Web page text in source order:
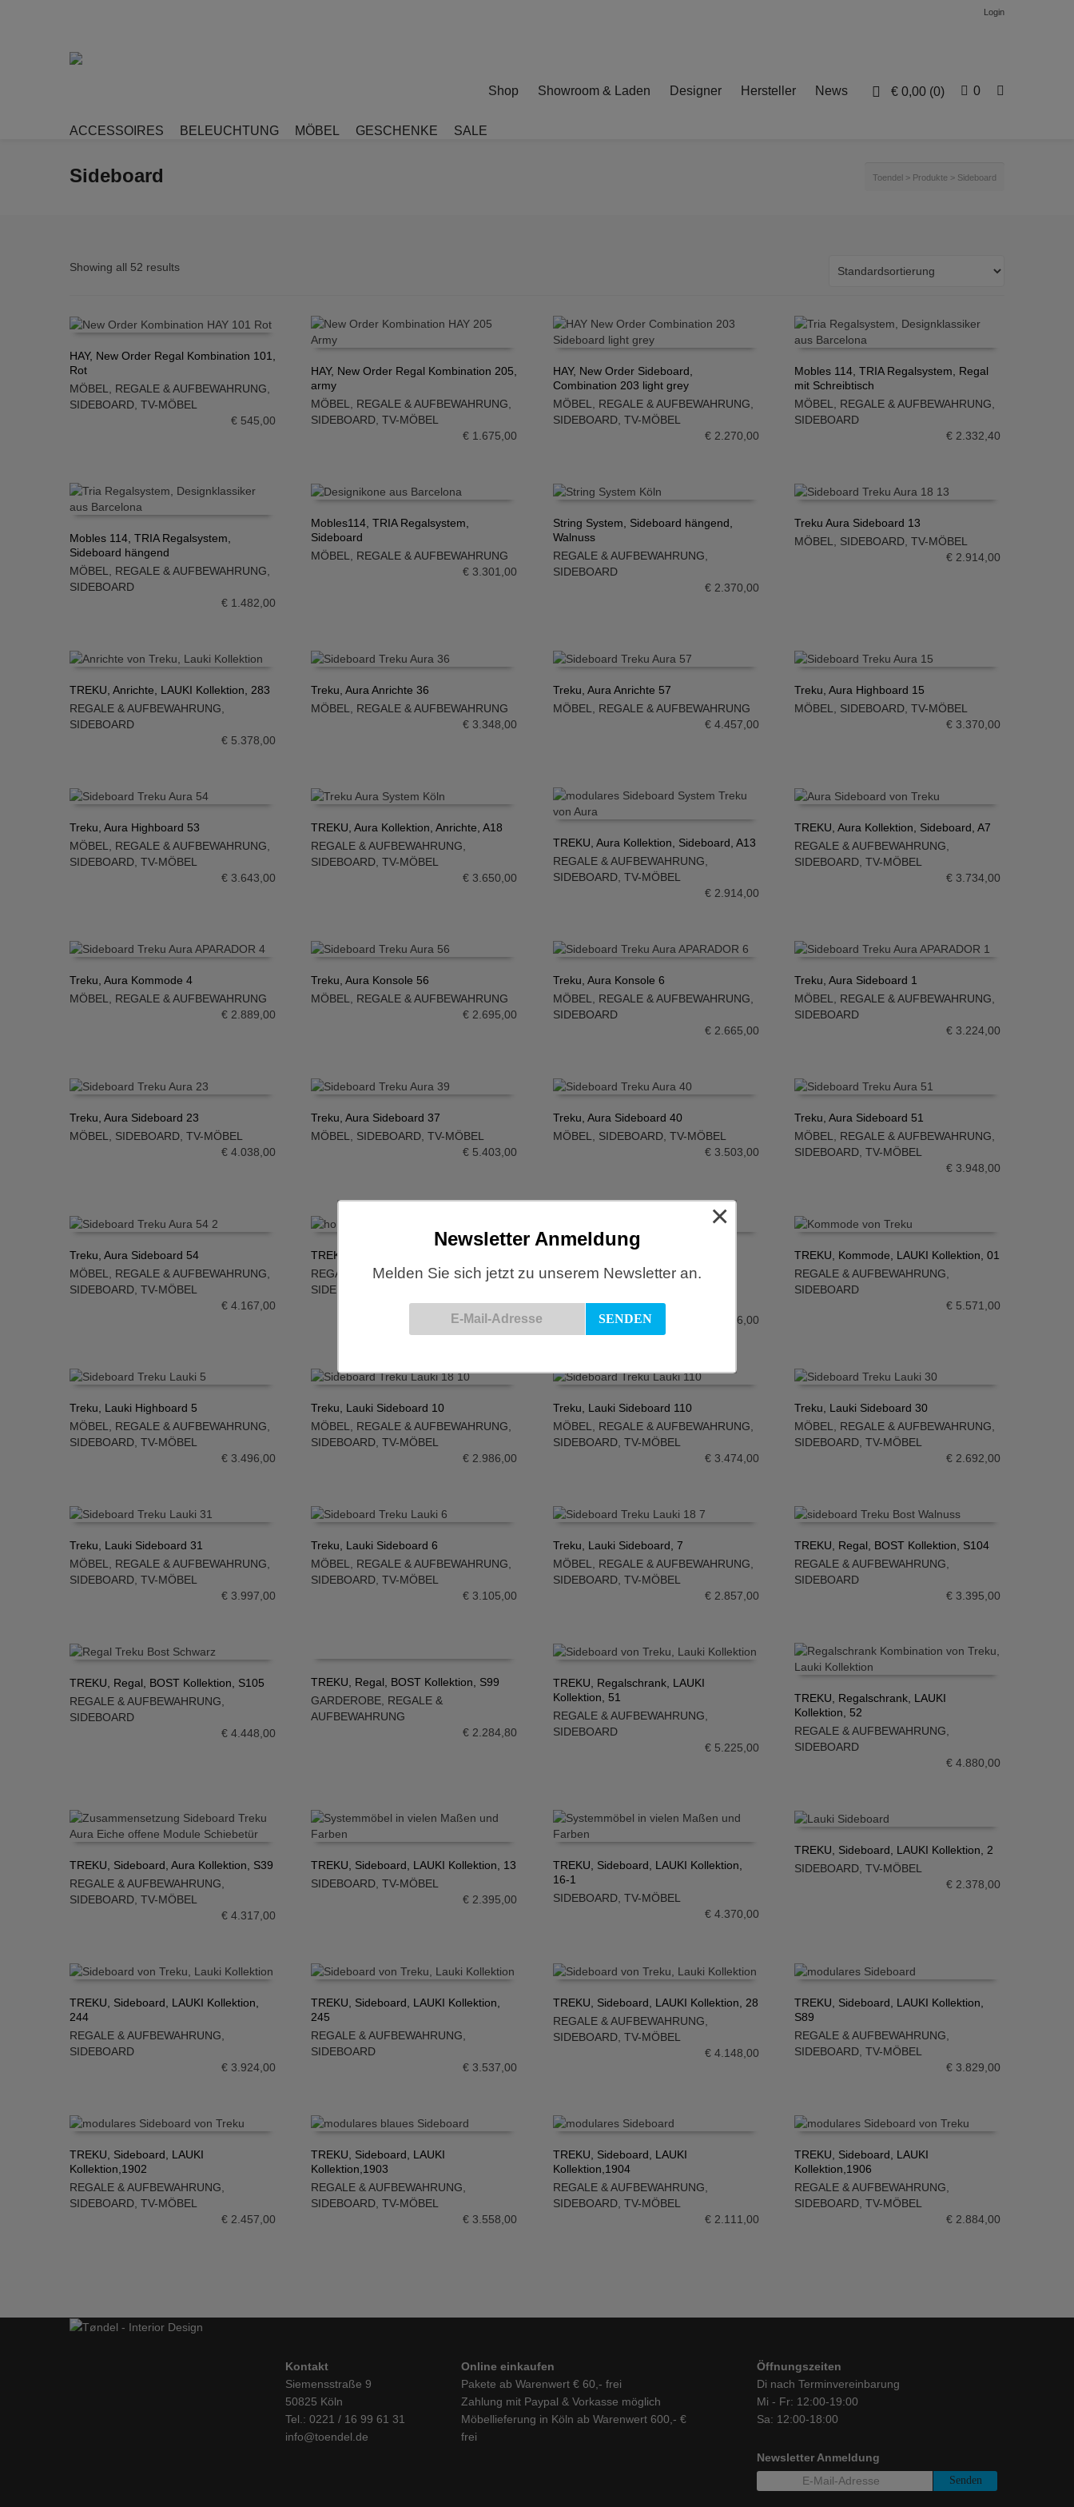
Login
€ 0,00 (0) 0
Shop Showroom & Laden Designer Hersteller News
ACCESSOIRES BELEUCHTUNG MÖBEL GESCHENKE SALE
Sideboard Toendel > Produkte > Sideboard
Showing all 52 results
IN DEN WARENKORB
HAY, New Order Regal Kombination 101,
Rot
MÖBEL, REGALE & AUFBEWAHRUNG,
SIDEBOARD, TV-MÖBEL
€545,00
IN DEN WARENKORB
HAY, New Order Regal Kombination 205,
army
MÖBEL
REGALE & AUFBEWAHRUNG
SIDEBOARD ,TV-MÖBEL
€ 1.675,00
IN DEN WARENKORB
HAY, New Order Sideboard,
Combination 203 light grey
MÖBEL
REGALE & AUFBEWAHRUNG
SIDEBOARD, TV-MÖBEL
€2.270,00
IN DEN WARENKORB
Mobles 114, TRIA Regalsystem, Regal
mit Schreibtisch
MÖBEL
REGALE & AUFBEWAHRUNG
SIDEBOARD
€ 2.332,40
IN DEN WARENKORB
Mobles 114, TRIA Regalsystem,
Sideboard hängend
MÖBEL
REGALE & AUFBEWAHRUNG
SIDEBOARD
€1.482,00
IN DEN WARENKORB
Mobles114, TRIA Regalsystem,
Sideboard
MÖBEL
REGALE & AUFBEWAHRUNG
€ 3.301,00
String System, Sideboard hängend,
Walnuss
REGALE & AUFBEWAHRUNG
SIDEBOARD
€2.370,00
IN DEN WARENKORB
Treku Aura Sideboard 13
MÖBEL
SIDEBOARD ,TV-MÖBEL
€ 2.914,00
IN DEN WARENKORB
TREKU, Anrichte, LAUKI Kollektion, 283
REGALE & AUFBEWAHRUNG
SIDEBOARD
€5.378,00
IN DEN WARENKORB
Treku, Aura Anrichte 36
MÖBEL
REGALE & AUFBEWAHRUNG
€ 3.348,00
IN DEN WARENKORB
Treku, Aura Anrichte 57
MÖBEL
REGALE & AUFBEWAHRUNG
€4.457,00
IN DEN WARENKORB
Treku, Aura Highboard 15
MÖBEL
SIDEBOARD ,TV-MÖBEL
€ 3.370,00
IN DEN WARENKORB
Treku, Aura Highboard 53
MÖBEL, REGALE & AUFBEWAHRUNG,
SIDEBOARD, TV-MÖBEL
€3.643,00
IN DEN WARENKORB
TREKU, Aura Kollektion, Anrichte, A18
REGALE & AUFBEWAHRUNG,
SIDEBOARD,TV-MÖBEL
€ 3.650,00
IN DEN WARENKORB
TREKU, Aura Kollektion, Sideboard, A13
REGALE & AUFBEWAHRUNG
SIDEBOARD, TV-MÖBEL
€2.914,00
IN DEN WARENKORB
TREKU, Aura Kollektion, Sideboard, A7
REGALE & AUFBEWAHRUNG,
SIDEBOARD,TV-MÖBEL
€ 3.734,00
IN DEN WARENKORB
Treku, Aura Kommode 4
MÖBEL
REGALE & AUFBEWAHRUNG
€2.889,00
IN DEN WARENKORB
Treku, Aura Konsole 56
MÖBEL
REGALE & AUFBEWAHRUNG
€ 2.695,00
IN DEN WARENKORB
Treku, Aura Konsole 6
MÖBEL
REGALE & AUFBEWAHRUNG
SIDEBOARD
€2.665,00
IN DEN WARENKORB
Treku, Aura Sideboard 1
MÖBEL
REGALE & AUFBEWAHRUNG
SIDEBOARD
€ 3.224,00
IN DEN WARENKORB
Treku, Aura Sideboard 23
MÖBEL, SIDEBOARD, TV-MÖBEL
€4.038,00
IN DEN WARENKORB
Treku, Aura Sideboard 37
MÖBEL, SIDEBOARD,TV-MÖBEL
€ 5.403,00
IN DEN WARENKORB
Treku, Aura Sideboard 40
MÖBEL, SIDEBOARD, TV-MÖBEL
€3.503,00
IN DEN WARENKORB
Treku, Aura Sideboard 51
MÖBEL, REGALE & AUFBEWAHRUNG,
SIDEBOARD,TV-MÖBEL
€ 3.948,00
IN DEN WARENKORB
Treku, Aura Sideboard 54
MÖBEL, REGALE & AUFBEWAHRUNG,
SIDEBOARD, TV-MÖBEL
€4.167,00
IN DEN WARENKORB
TREKU, Highboard, LAUKI Kollektion, 26
REGALE & AUFBEWAHRUNG,
SIDEBOARD
€3.197,00
IN DEN WARENKORB
Kollektion,1920
SIDEBOARD
3.696,00
IN DEN WARENKORB
TREKU, Kommode, LAUKI Kollektion, 01
REGALE & AUFBEWAHRUNG,
SIDEBOARD
€ 5.571,00
IN DEN WARENKORB
Treku, Lauki Highboard 5
MÖBEL
REGALE & AUFBEWAHRUNG
SIDEBOARD TV-MÖBEL
€3.496,00
IN DEN WARENKORB
Treku, Lauki Sideboard 10
MÖBEL
REGALE & AUFBEWAHRUNG
SIDEBOARD ,TV-MÖBEL
€ 2.986,00
IN DEN WARENKORB
Treku, Lauki Sideboard 110
MÖBEL
REGALE & AUFBEWAHRUNG
SIDEBOARD, TV-MÖBEL
€3.474,00
IN DEN WARENKORB
Treku, Lauki Sideboard 30
MÖBEL
REGALE & AUFBEWAHRUNG
SIDEBOARD ,TV-MÖBEL
€ 2.692,00
IN DEN WARENKORB
Treku, Lauki Sideboard 31
MÖBEL
REGALE & AUFBEWAHRUNG
SIDEBOARD TV-MÖBEL
€3.997,00
IN DEN WARENKORB
Treku, Lauki Sideboard 6
MÖBEL
REGALE & AUFBEWAHRUNG
SIDEBOARD ,TV-MÖBEL
€ 3.105,00
IN DEN WARENKORB
Treku, Lauki Sideboard, 7
MÖBEL
REGALE & AUFBEWAHRUNG
SIDEBOARD, TV-MÖBEL
€2.857,00
IN DEN WARENKORB
TREKU, Regal, BOST Kollektion, S104
REGALE & AUFBEWAHRUNG
SIDEBOARD
€ 3.395,00
IN DEN WARENKORB
TREKU, Regal, BOST Kollektion, S105
REGALE & AUFBEWAHRUNG
SIDEBOARD
€4.448,00
IN DEN WARENKORB
TREKU, Regal, BOST Kollektion, S99
GARDEROBE REGALE &
AUFBEWAHRUNG
€ 2.284,80
TREKU, Regalschrank, LAUKI
Kollektion, 51
REGALE & AUFBEWAHRUNG
SIDEBOARD
€5.225,00
TREKU, Regalschrank, LAUKI
Kollektion, 52
REGALE & AUFBEWAHRUNG
SIDEBOARD
€ 4.880,00
IN DEN WARENKORB
TREKU, Sideboard, Aura Kollektion, S39
REGALE & AUFBEWAHRUNG
SIDEBOARD TV-MÖBEL
€4.317,00
IN DEN WARENKORB
TREKU, Sideboard, LAUKI Kollektion, 13
SIDEBOARD ,TV-MÖBEL
€ 2.395,00
IN DEN WARENKORB
TREKU, Sideboard, LAUKI Kollektion,
16-1
SIDEBOARD, TV-MÖBEL
€4.370,00
IN DEN WARENKORB
TREKU, Sideboard, LAUKI Kollektion, 2
SIDEBOARD ,TV-MÖBEL
€ 2.378,00
TREKU, Sideboard, LAUKI Kollektion,
244
REGALE & AUFBEWAHRUNG
SIDEBOARD
€3.924,00
TREKU, Sideboard, LAUKI Kollektion,
245
REGALE & AUFBEWAHRUNG
SIDEBOARD
€ 3.537,00
IN DEN WARENKORB
TREKU, Sideboard, LAUKI Kollektion, 28
REGALE & AUFBEWAHRUNG
SIDEBOARD, TV-MÖBEL
€4.148,00
TREKU, Sideboard, LAUKI Kollektion,
S89
REGALE & AUFBEWAHRUNG
SIDEBOARD ,TV-MÖBEL
€ 3.829,00
TREKU, Sideboard, LAUKI
Kollektion,1902
REGALE & AUFBEWAHRUNG
SIDEBOARD TV-MÖBEL
€2.457,00
TREKU, Sideboard, LAUKI
Kollektion,1903
REGALE & AUFBEWAHRUNG
SIDEBOARD ,TV-MÖBEL
€ 3.558,00
TREKU, Sideboard, LAUKI
Kollektion,1904
REGALE & AUFBEWAHRUNG
SIDEBOARD, TV-MÖBEL
€2.111,00
TREKU, Sideboard, LAUKI
Kollektion,1906
REGALE & AUFBEWAHRUNG
SIDEBOARD ,TV-MÖBEL
€ 2.884,00
Kontakt
Siemensstraße 9
50825 Köln
Tel.: 0221 / 16 99 61 31
info@toendel.de
Online einkaufen
Pakete ab Warenwert € 60,- frei
Zahlung mit Paypal & Vorkasse möglich
Möbellieferung in Köln ab Warenwert 600,- €
frei
Öffnungszeiten
Di nach Terminvereinbarung
Mi - Fr: 12:00-19:00
Sa: 12:00-18:00
Newsletter Anmeldung
Newsletter Anmeldung
Melden Sie sich jetzt zu unserem Newsletter an.
×